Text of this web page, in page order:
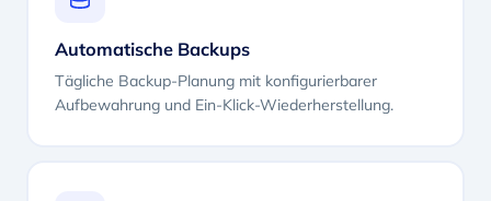
Automatische Backups
Tägliche Backup-Planung mit konfigurierbarer
Aufbewahrung und Ein-Klick-Wiederherstellung.